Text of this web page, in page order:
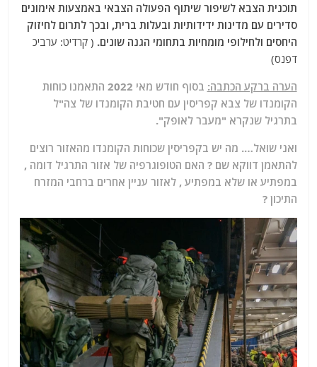
תוכנית הצבא לשיפור שיתוף הפעולה הצבאי באמצעות אימונים
סדירים עם מדינות ידידותיות ובעלות ברית, ובכך לתרום לחיזוק
היחסים ולחילופי מומחיות בתחומי הגנה שונים. ( קרדיט: ערביכ
דפנס)
הערה ברקע הכתבה:
בסוף חודש מאי 2022 התאמנו כוחות
הקומנדו של צבא קפריסין עם חטיבת הקומנדו של צה"ל
בתרגיל שנקרא "מעבר לאופק".
ואני שואל…. מה יש בקפריסין שכוחות הקומנדו מהאזור רוצים
להתאמן דווקא שם ? האם הטופוגרפיה של אזור התרגיל דומה ,
במפתיע או שלא במפתיע , לאזור עניין אחרים ברחבי המזרח
התיכון ?